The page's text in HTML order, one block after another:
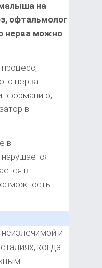
на
офтальмолог
нерва можно
нерва.
в
в
в
и
когда